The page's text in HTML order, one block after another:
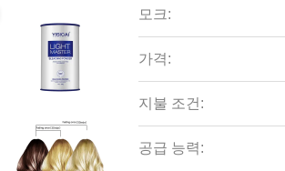
모크:
가격:
지불 조건:
공급 능력: